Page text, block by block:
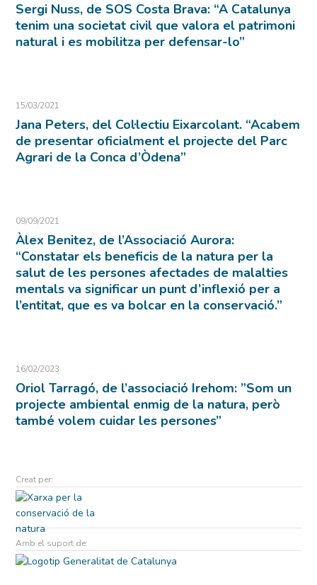
Sergi Nuss, de SOS Costa Brava: “A Catalunya
tenim una societat civil que valora el patrimoni
natural i es mobilitza per defensar-lo”
15/03/2021
Jana Peters, del Col·lectiu Eixarcolant. “Acabem
de presentar oficialment el projecte del Parc
Agrari de la Conca d’Òdena”
09/09/2021
Àlex Benitez, de l’Associació Aurora:
“Constatar els beneficis de la natura per la
salut de les persones afectades de malalties
mentals va significar un punt d’inflexió per a
l’entitat, que es va bolcar en la conservació.”
16/02/2023
Oriol Tarragó, de l’associació Irehom: ”Som un
projecte ambiental enmig de la natura, però
també volem cuidar les persones”
Creat per:
Amb el suport de: